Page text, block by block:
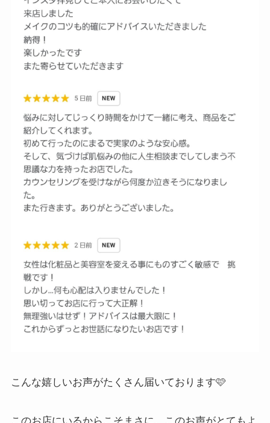
こんな嬉しいお声がたくさん届いております🩷
このお店にいるからこそまさに、このお声がとてもよ